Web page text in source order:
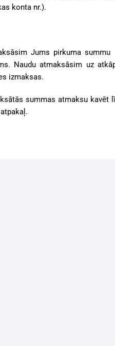
konta nr.).
Jums pirkuma
Naudu atmaksāsim uz
izmaksas.
summas atmaksu